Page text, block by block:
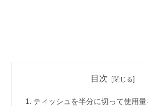
目次
ティッシュを半分に切って使用